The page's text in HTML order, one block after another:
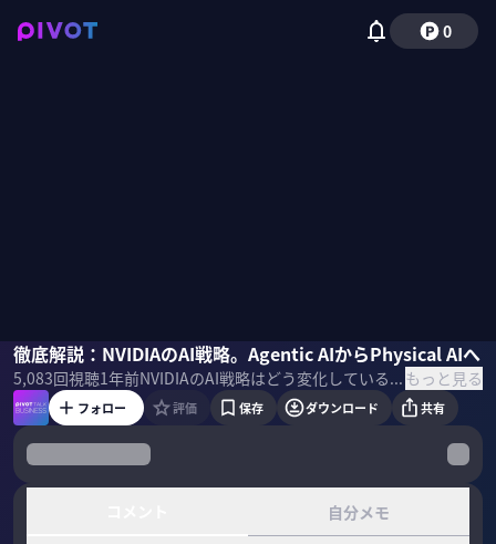
0
徹底解説：NVIDIAのAI戦略。Agentic AIからPhysical AIへ
5,083回視聴1年前 NVIDIAのAI戦略はどう変化しているのか？Agentic AIからPhysical AIへの進化とは具体的に何を意味するのか？生成AIのプロであるAlgomaticの大野峻典CEOに解説してもらった。 ＜ゲスト＞ 大野峻典｜Algomatic CEO 2017年東京大学工学部卒。卒業後は4年時から所属していた松尾研究室でリサーチエンジニアとしてプロジェクトに従事。その後、Indeedでソフトウェア開発に携わり、2018年Algoage創業。2020年DMMグループへジョイン。2023年Algomatic創業。 ＜目次＞ もっと見る
大野峻典佐々木紀彦
フォロー 評価 保存 ダウンロード 共有
自分メモ